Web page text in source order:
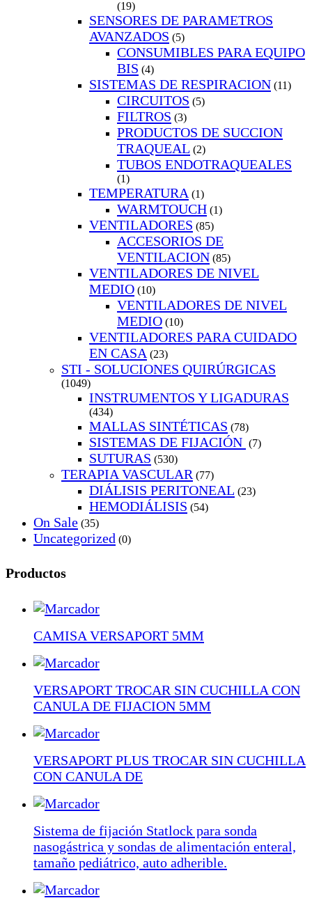
(19)
SENSORES DE PARAMETROS
AVANZADOS (5)
CONSUMIBLES PARA EQUIPO
BIS (4)
SISTEMAS DE RESPIRACION (11)
CIRCUITOS (5)
FILTROS (3)
PRODUCTOS DE SUCCION
TRAQUEAL (2)
TUBOS ENDOTRAQUEALES
(1)
TEMPERATURA (1)
WARMTOUCH (1)
VENTILADORES (85)
ACCESORIOS DE
VENTILACION (85)
VENTILADORES DE NIVEL
MEDIO (10)
VENTILADORES DE NIVEL
MEDIO (10)
VENTILADORES PARA CUIDADO
EN CASA (23)
STI - SOLUCIONES QUIRÚRGICAS
(1049)
INSTRUMENTOS Y LIGADURAS
(434)
MALLAS SINTÉTICAS (78)
SISTEMAS DE FIJACIÓN (7)
SUTURAS (530)
TERAPIA VASCULAR (77)
DIÁLISIS PERITONEAL (23)
HEMODIÁLISIS (54)
On Sale (35)
Uncategorized (0)
Productos
CAMISA VERSAPORT 5MM
VERSAPORT TROCAR SIN CUCHILLA CON
CANULA DE FIJACION 5MM
VERSAPORT PLUS TROCAR SIN CUCHILLA
CON CANULA DE
Sistema de fijación Statlock para sonda
nasogástrica y sondas de alimentación enteral,
tamaño pediátrico, auto adherible.